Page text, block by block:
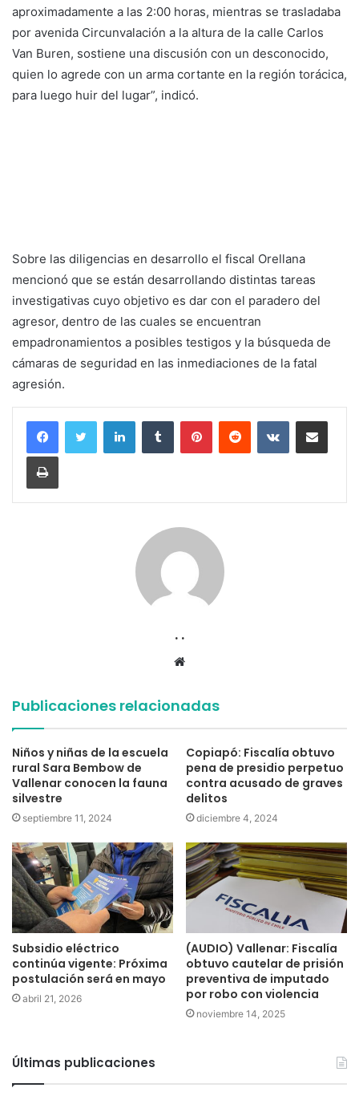
aproximadamente a las 2:00 horas, mientras se trasladaba
por avenida Circunvalación a la altura de la calle Carlos
Van Buren, sostiene una discusión con un desconocido,
quien lo agrede con un arma cortante en la región torácica,
para luego huir del lugar”, indicó.
Sobre las diligencias en desarrollo el fiscal Orellana
mencionó que se están desarrollando distintas tareas
investigativas cuyo objetivo es dar con el paradero del
agresor, dentro de las cuales se encuentran
empadronamientos a posibles testigos y la búsqueda de
cámaras de seguridad en las inmediaciones de la fatal
agresión.
LinkedInTumblr PinterestReddit VKontakteCompartir por
Imprimir
. .
Sitio
Publicaciones relacionadas
Niños y niñas de la escuela
rural Sara Bembow de
Vallenar conocen la fauna
silvestre
septiembre 11, 2024
Copiapó: Fiscalía obtuvo
pena de presidio perpetuo
contra acusado de graves
delitos
diciembre 4, 2024
Subsidio eléctrico
continúa vigente: Próxima
postulación será en mayo
abril 21, 2026
(AUDIO) Vallenar: Fiscalía
obtuvo cautelar de prisión
preventiva de imputado
por robo con violencia
noviembre 14, 2025
Últimas publicaciones